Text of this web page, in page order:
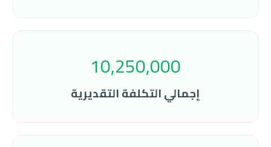
10,250,000
إجمالي التكلفة التقديرية